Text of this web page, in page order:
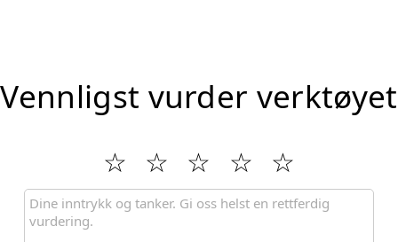
Vennligst vurder verktøyet